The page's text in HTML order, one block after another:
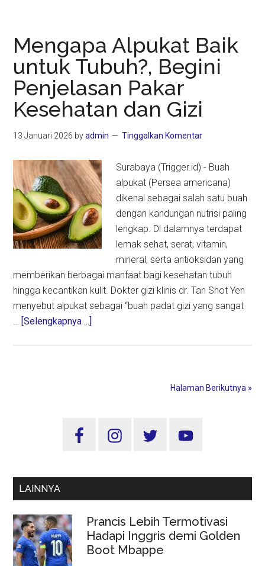
Dakwah
Wali
hingga
Manfaat
Kesehatan
Mengapa Alpukat Baik
untuk Tubuh?, Begini
Penjelasan Pakar
Kesehatan dan Gizi
13 Januari 2026 byadmin Tinggalkan Komentar
Surabaya (Trigger.id) - Buah
alpukat (Persea americana)
dikenal sebagai salah satu buah
dengan kandungan nutrisi paling
lengkap. Di dalamnya terdapat
lemak sehat, serat, vitamin,
mineral, serta antioksidan yang
memberikan berbagai manfaat bagi kesehatan tubuh
hingga kecantikan kulit. Dokter gizi klinis dr. Tan Shot Yen
menyebut alpukat sebagai “buah padat gizi yang sangat
… [Selengkapnya ...]
Penjelasan
Pakar
dan
Halaman Berikutnya »
Sidebar
LAINNYA
Prancis Lebih Termotivasi
Hadapi Inggris demi Golden
Boot Mbappe